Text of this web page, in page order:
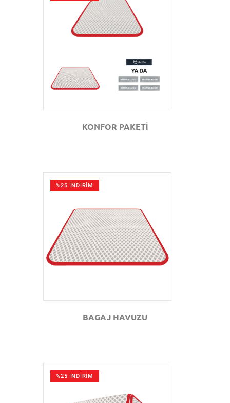
KONFOR PAKETİ
%25 İNDİRİM
GÖZAT
BAGAJ HAVUZU
%25 İNDİRİM